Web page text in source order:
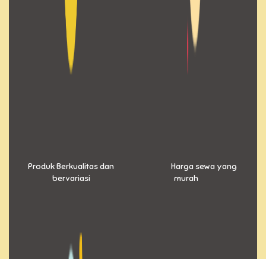
Produk Berkualitas dan
bervariasi
Harga sewa yang
murah